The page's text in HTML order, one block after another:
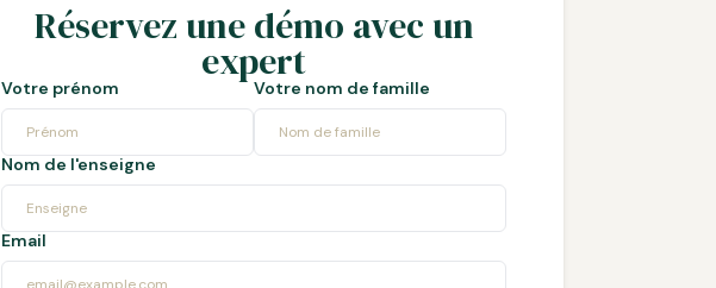
Réservez une démo avec un
expert
Votre prénom Votre nom de famille
Nom de l'enseigne
Email